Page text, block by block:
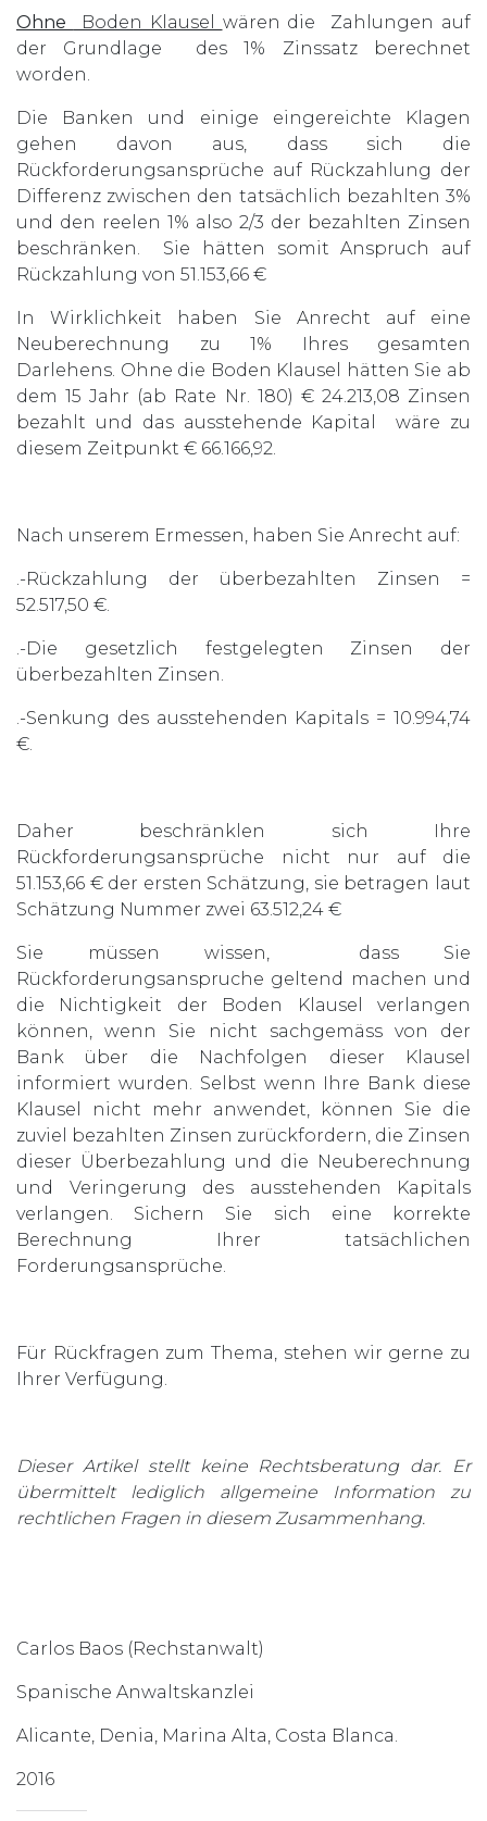
Ohne Boden Klausel wären die Zahlungen auf
der Grundlage des 1% Zinssatz berechnet
worden.
Die Banken und einige eingereichte Klagen
gehen davon aus, dass sich die
Rückforderungsansprüche auf Rückzahlung der
Differenz zwischen den tatsächlich bezahlten 3%
und den reelen 1% also 2/3 der bezahlten Zinsen
beschränken. Sie hätten somit Anspruch auf
Rückzahlung von 51.153,66 €
In Wirklichkeit haben Sie Anrecht auf eine
Neuberechnung zu 1% Ihres gesamten
Darlehens. Ohne die Boden Klausel hätten Sie ab
dem 15 Jahr (ab Rate Nr. 180) € 24.213,08 Zinsen
bezahlt und das ausstehende Kapital wäre zu
diesem Zeitpunkt € 66.166,92.
Nach unserem Ermessen, haben Sie Anrecht auf:
.-Rückzahlung der überbezahlten Zinsen =
52.517,50 €.
.-Die gesetzlich festgelegten Zinsen der
überbezahlten Zinsen.
.-Senkung des ausstehenden Kapitals = 10.994,74
€.
Daher beschränklen sich Ihre
Rückforderungsansprüche nicht nur auf die
51.153,66 € der ersten Schätzung, sie betragen laut
Schätzung Nummer zwei 63.512,24 €
Sie müssen wissen, dass Sie
Rückforderungsanspruche geltend machen und
die Nichtigkeit der Boden Klausel verlangen
können, wenn Sie nicht sachgemäss von der
Bank über die Nachfolgen dieser Klausel
informiert wurden. Selbst wenn Ihre Bank diese
Klausel nicht mehr anwendet, können Sie die
zuviel bezahlten Zinsen zurückfordern, die Zinsen
dieser Überbezahlung und die Neuberechnung
und Veringerung des ausstehenden Kapitals
verlangen. Sichern Sie sich eine korrekte
Berechnung Ihrer tatsächlichen
Forderungsansprüche.
Für Rückfragen zum Thema, stehen wir gerne zu
Ihrer Verfügung.
Dieser Artikel stellt keine Rechtsberatung dar. Er
übermittelt lediglich allgemeine Information zu
rechtlichen Fragen in diesem Zusammenhang.
Carlos Baos (Rechstanwalt)
Spanische Anwaltskanzlei
Alicante, Denia, Marina Alta, Costa Blanca.
2016